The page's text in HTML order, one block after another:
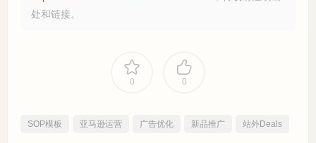
处和链接。
0 0
SOP模板 亚马逊运营 广告优化 新品推广 站外Deals